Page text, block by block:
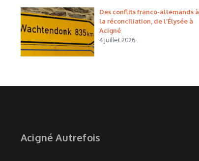
Des conflits franco-allemands à
la réconciliation, de l’Élysée à
Acigné
4 juillet 2026
Acigné Autrefois